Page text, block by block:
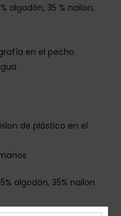
algodón, 35 % nailon,
en el pecho
de plástico en el
algodón, 35% nailon